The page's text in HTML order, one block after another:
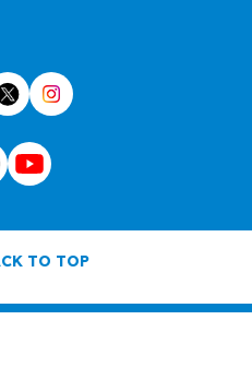
TO TOP